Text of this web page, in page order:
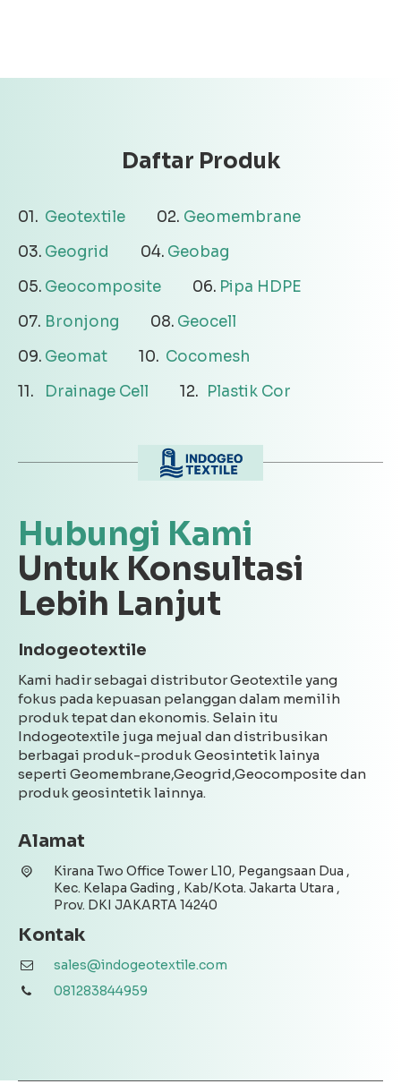
Daftar Produk
Geotextile
Geomembrane
Geogrid
Geobag
Geocomposite
Pipa HDPE
Bronjong
Geocell
Geomat
Cocomesh
Drainage Cell
Plastik Cor
Hubungi Kami
Untuk Konsultasi
Lebih Lanjut
Indogeotextile
Kami hadir sebagai distributor Geotextile yang
fokus pada kepuasan pelanggan dalam memilih
produk tepat dan ekonomis. Selain itu
Indogeotextile juga mejual dan distribusikan
berbagai produk-produk Geosintetik lainya
seperti Geomembrane,Geogrid,Geocomposite dan
produk geosintetik lainnya.
Alamat
Kirana Two Office Tower L10, Pegangsaan Dua ,
Kec. Kelapa Gading , Kab/Kota. Jakarta Utara ,
Prov. DKI JAKARTA 14240
Kontak
sales@indogeotextile.com
081283844959